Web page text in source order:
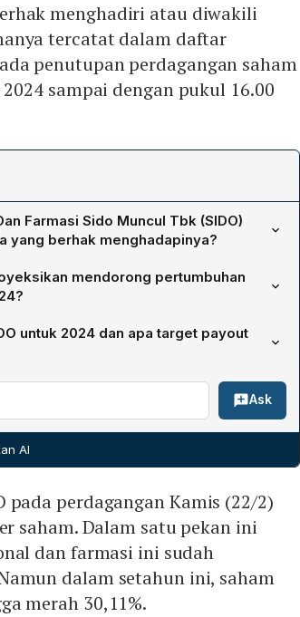
menghadiri atau diwakili
tercatat dalam daftar
penutupan perdagangan saham
sampai dengan pukul 16.00
Farmasi Sido Muncul Tbk (SIDO)
yang berhak menghadapinya?
(RUPST) SIDO dijadwalkan pada Rabu,
saham yang berhak hadir atau diwakili adalah
saham pada penutupan
sampai pukul 16.00 WIB.
mendorong pertumbuhan
didorong oleh daya beli masyarakat
terutama ke Malaysia dan Filipina, serta
dan ‘Tentrem White Coffee’. Selain itu,
gula) diharapkan menambah margin.
untuk 2024 dan apa target payout
85 % untuk 2024, mengindikasikan dividen
laba bersih akan tumbuh 8 % YoY,
pertumbuhan 9 % YoY, yang
Ask
AI
pada perdagangan Kamis (22/2)
saham. Dalam satu pekan ini
dan farmasi ini sudah
dalam setahun ini, saham
merah 30,11%.